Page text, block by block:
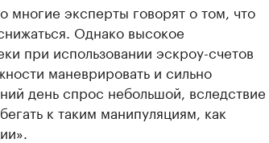
многие эксперты говорят о том, что
Однако высокое
при использовании эскроу-счетов
маневрировать и сильно
день спрос небольшой, вследствие
к таким манипуляциям, как